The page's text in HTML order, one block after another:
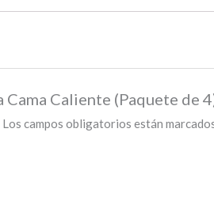
Caliente (Paquete de
Los campos obligatorios están